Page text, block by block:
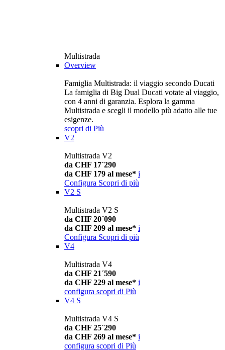
Multistrada
Overview
Famiglia Multistrada: il viaggio secondo Ducati
La famiglia di Big Dual Ducati votate al viaggio,
con 4 anni di garanzia. Esplora la gamma
Multistrada e scegli il modello più adatto alle tue
esigenze.
scopri di Più
V2
Multistrada V2
da CHF 17´290
da CHF 179 al mese* i
Configura Scopri di più
V2 S
Multistrada V2 S
da CHF 20´090
da CHF 209 al mese* i
Configura Scopri di più
V4
Multistrada V4
da CHF 21´590
da CHF 229 al mese* i
configura scopri di Più
V4 S
Multistrada V4 S
da CHF 25´290
da CHF 269 al mese* i
configura scopri di Più